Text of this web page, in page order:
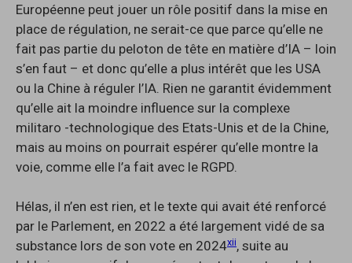
Européenne peut jouer un rôle positif dans la mise en
place de régulation, ne serait-ce que parce qu’elle ne
fait pas partie du peloton de tête en matière d’IA – loin
s’en faut – et donc qu’elle a plus intérêt que les USA
ou la Chine à réguler l’IA. Rien ne garantit évidemment
qu’elle ait la moindre influence sur la complexe
militaro -technologique des Etats-Unis et de la Chine,
mais au moins on pourrait espérer qu’elle montre la
voie, comme elle l’a fait avec le RGPD.
Hélas, il n’en est rien, et le texte qui avait été renforcé
par le Parlement, en 2022 a été largement vidé de sa
substance lors de son vote en 2024xii, suite au